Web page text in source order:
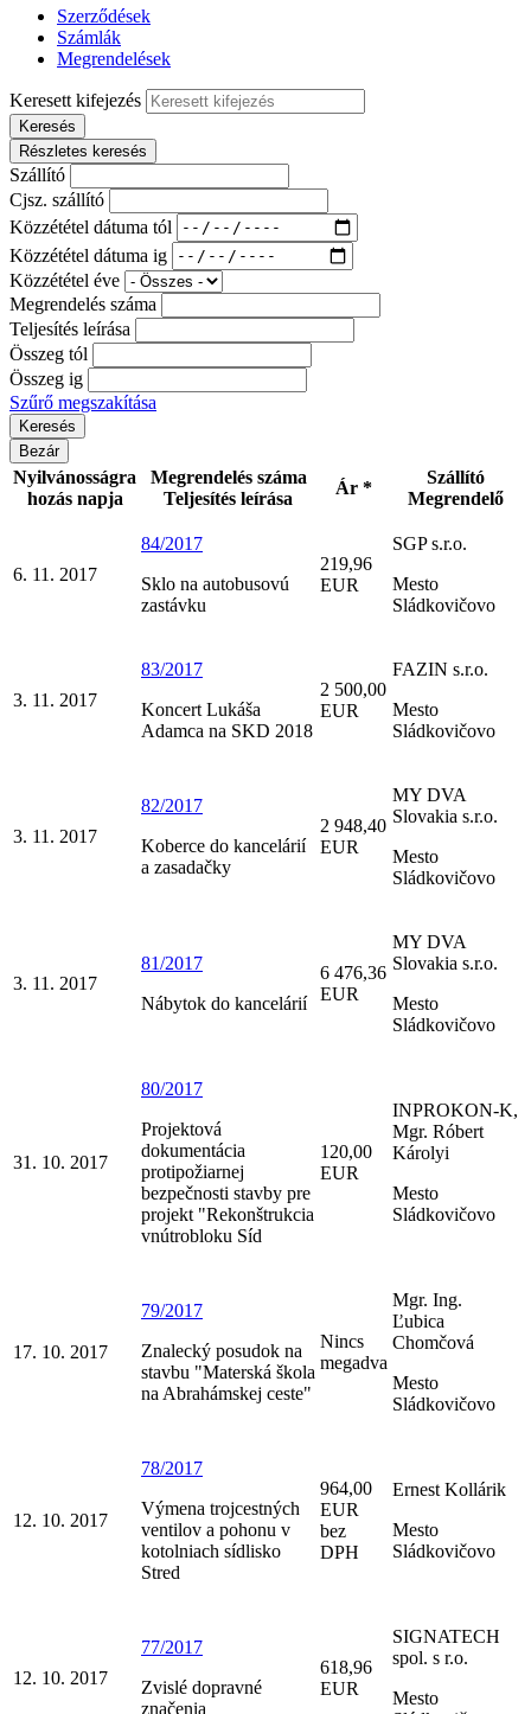
Szerződések
Számlák
Megrendelések
Keresett kifejezés
Keresés
Részletes keresés
Szállító
Cjsz. szállító
Közzététel dátuma tól
Közzététel dátuma ig
Közzététel éve
Megrendelés száma
Teljesítés leírása
Összeg tól
Összeg ig
Szűrő megszakítása
Bezár
Nyilvánosságra
hozás napja
Megrendelés száma
Teljesítés leírása
Ár *
Szállító
Megrendelő
6. 11. 2017
84/2017
Sklo na autobusovú
zastávku
219,96
EUR
SGP s.r.o.
Mesto
Sládkovičovo
3. 11. 2017
83/2017
Koncert Lukáša
Adamca na SKD 2018
2 500,00
EUR
FAZIN s.r.o.
Mesto
Sládkovičovo
3. 11. 2017
82/2017
Koberce do kancelárií
a zasadačky
2 948,40
EUR
MY DVA
Slovakia s.r.o.
Mesto
Sládkovičovo
3. 11. 2017
81/2017
Nábytok do kancelárií
6 476,36
EUR
MY DVA
Slovakia s.r.o.
Mesto
Sládkovičovo
31. 10. 2017
80/2017
Projektová
dokumentácia
protipožiarnej
bezpečnosti stavby pre
projekt "Rekonštrukcia
vnútrobloku Síd
120,00
EUR
INPROKON-K,
Mgr. Róbert
Károlyi
Mesto
Sládkovičovo
17. 10. 2017
79/2017
Znalecký posudok na
stavbu "Materská škola
na Abrahámskej ceste"
Nincs
megadva
Mgr. Ing.
Ľubica
Chomčová
Mesto
Sládkovičovo
12. 10. 2017
78/2017
Výmena trojcestných
ventilov a pohonu v
kotolniach sídlisko
Stred
964,00
EUR
bez
DPH
Ernest Kollárik
Mesto
Sládkovičovo
12. 10. 2017
77/2017
Zvislé dopravné
značenia
618,96
EUR
SIGNATECH
spol. s r.o.
Mesto